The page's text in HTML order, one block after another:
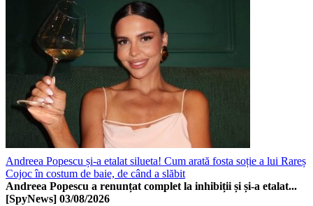
Andreea Popescu și-a etalat silueta! Cum arată fosta soție a lui Rareș
Cojoc în costum de baie, de când a slăbit
Andreea Popescu a renunțat complet la inhibiții și și-a etalat...
[SpyNews] 03/08/2026